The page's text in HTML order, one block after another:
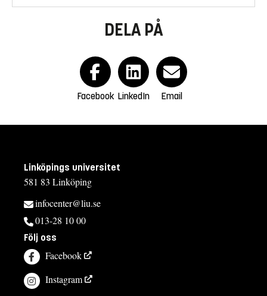
DELA PÅ
Facebook LinkedIn Email
Linköpings universitet
581 83 Linköping
infocenter@liu.se
013-28 10 00
Följ oss
Facebook
Instagram